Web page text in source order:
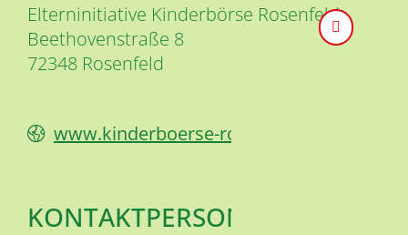
Elterninitiative Kinderbörse Rosenfeld
Beethovenstraße 8
72348 Rosenfeld
www.kinderboerse-rosenfeld.de
KONTAKTPERSON